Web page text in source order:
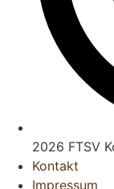
2026 FTSV
Kontakt
Impressum